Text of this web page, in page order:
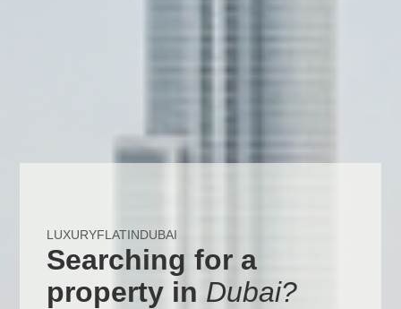
LUXURYFLATINDUBAI
Searching for a
property in Dubai?